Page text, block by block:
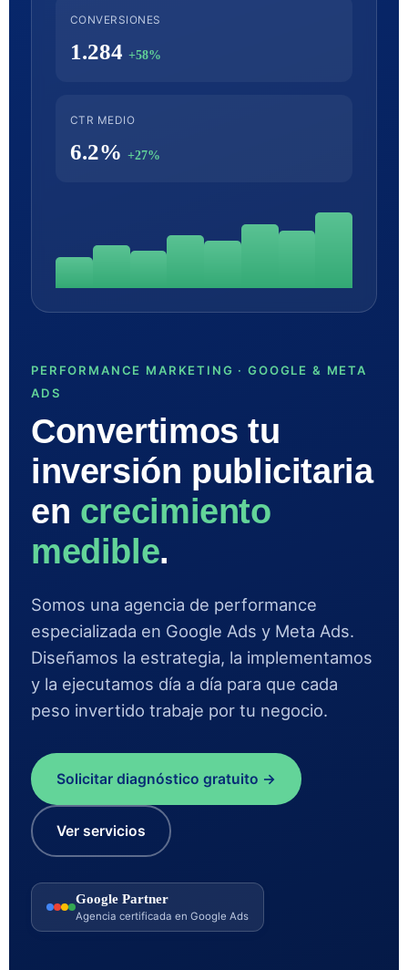
PERFORMANCE MARKETING · GOOGLE & META
ADS
Convertimos tu
inversión publicitaria
en crecimiento
medible.
Somos una agencia de performance
especializada en Google Ads y Meta Ads.
Diseñamos la estrategia, la implementamos
y la ejecutamos día a día para que cada
peso invertido trabaje por tu negocio.
Solicitar diagnóstico gratuito →
Ver servicios
Google Partner
Agencia certificada en Google Ads
CONVERSIONES
1.284 +58%
CTR MEDIO
6.2% +27%